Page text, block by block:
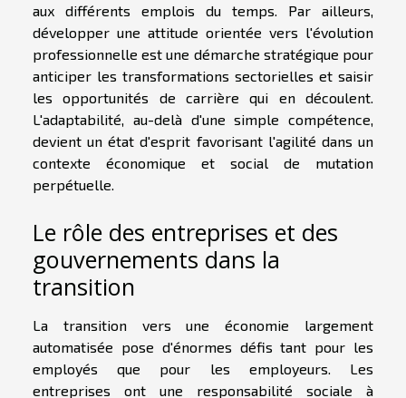
aux différents emplois du temps. Par ailleurs,
développer une attitude orientée vers l'évolution
professionnelle est une démarche stratégique pour
anticiper les transformations sectorielles et saisir
les opportunités de carrière qui en découlent.
L'adaptabilité, au-delà d'une simple compétence,
devient un état d'esprit favorisant l'agilité dans un
contexte économique et social de mutation
perpétuelle.
Le rôle des entreprises et des
gouvernements dans la
transition
La transition vers une économie largement
automatisée pose d'énormes défis tant pour les
employés que pour les employeurs. Les
entreprises ont une responsabilité sociale à